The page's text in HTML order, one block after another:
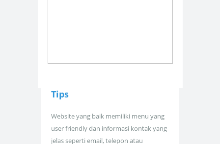
Tips
Website yang baik memiliki menu yang
user friendly dan informasi kontak yang
jelas seperti email, telepon atau